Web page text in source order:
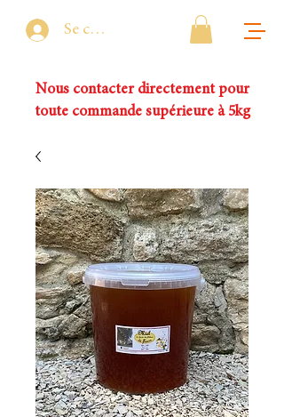
Se connecter
Nous contacter directement pour
toute commande supérieure à 5kg